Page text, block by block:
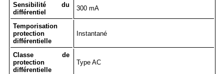
Sensibilité du
différentiel
300 mA
Temporisation
protection
différentielle
Instantané
Classe de
protection
différentielle
Type AC